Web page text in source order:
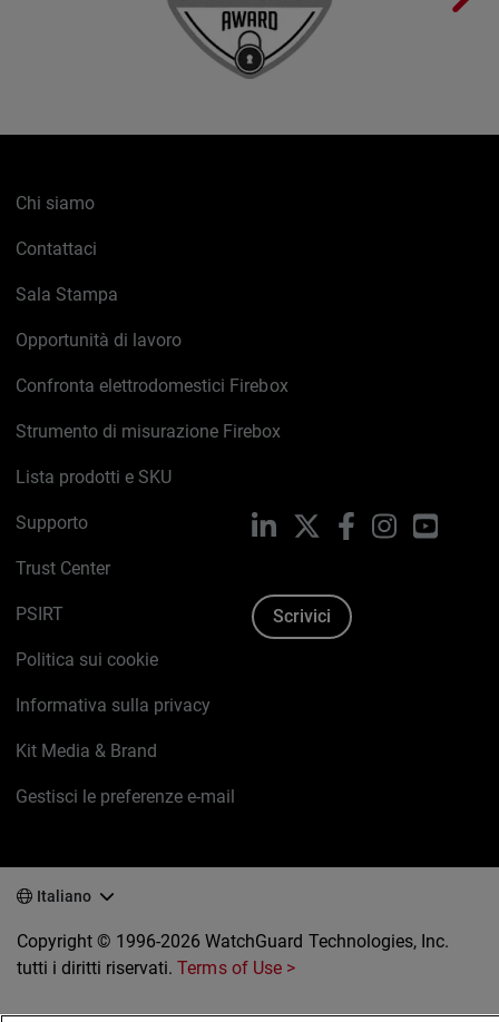
Chi siamo
Contattaci
Sala Stampa
Opportunità di lavoro
Confronta elettrodomestici Firebox
Strumento di misurazione Firebox
Lista prodotti e SKU
Supporto
Trust Center
PSIRT
Politica sui cookie
Informativa sulla privacy
Kit Media & Brand
Gestisci le preferenze e-mail
LinkedIn FacebookInstagram
Scrivici
Italiano
Copyright © 1996-2026 WatchGuard Technologies, Inc.
tutti i diritti riservati.Terms of Use >